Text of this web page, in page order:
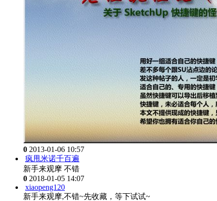
0 2013-01-06 10:57
疯甩米诺千百遍
新手来观摩 不错
0 2018-01-05 14:07
xiaopeng120
新手来观摩,不错~先收藏，等下试试~